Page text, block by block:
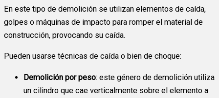
En este tipo de demolición se utilizan elementos de caída,
golpes o máquinas de impacto para romper el material de
construcción, provocando su caída.
Pueden usarse técnicas de caída o bien de choque:
Demolición por peso: este género de demolición utiliza
un cilindro que cae verticalmente sobre el elemento a